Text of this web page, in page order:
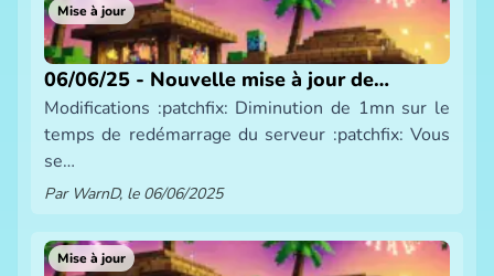
Mise à jour
06/06/25 - Nouvelle mise à jour de
SmeltBlock
Modifications :patchfix: Diminution de 1mn sur le
temps de redémarrage du serveur :patchfix: Vous
se…
Par WarnD, le 06/06/2025
Mise à jour